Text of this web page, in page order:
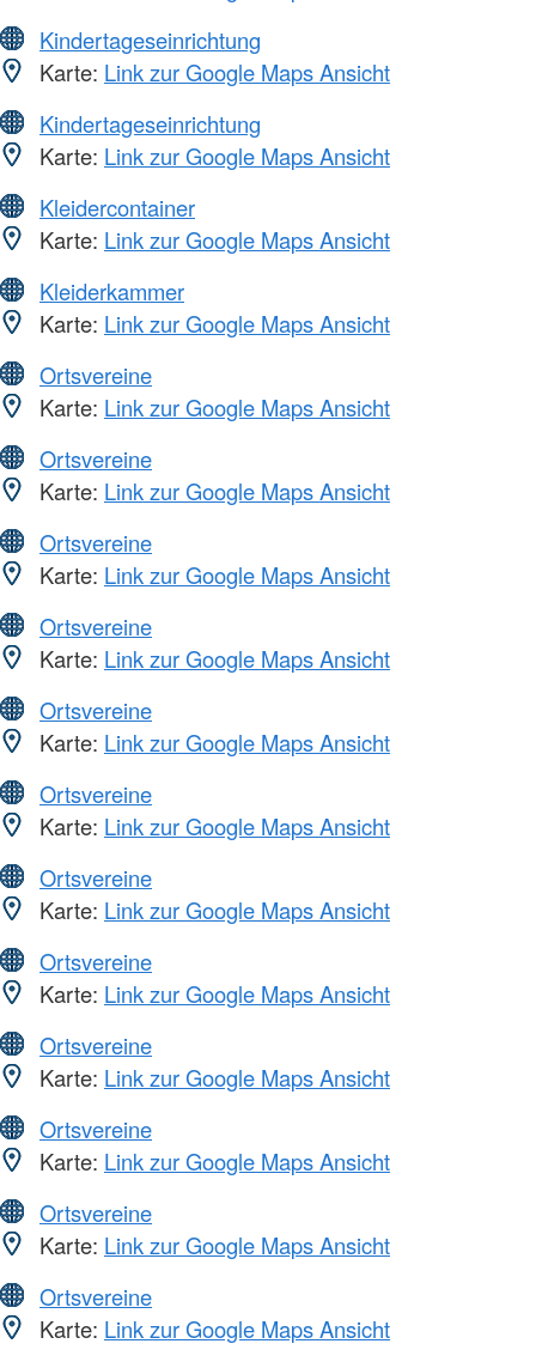
Kindertageseinrichtung
Karte: Link zur Google Maps Ansicht
Kindertageseinrichtung
Karte: Link zur Google Maps Ansicht
Kleidercontainer
Karte: Link zur Google Maps Ansicht
Kleiderkammer
Karte: Link zur Google Maps Ansicht
Ortsvereine
Karte: Link zur Google Maps Ansicht
Ortsvereine
Karte: Link zur Google Maps Ansicht
Ortsvereine
Karte: Link zur Google Maps Ansicht
Ortsvereine
Karte: Link zur Google Maps Ansicht
Ortsvereine
Karte: Link zur Google Maps Ansicht
Ortsvereine
Karte: Link zur Google Maps Ansicht
Ortsvereine
Karte: Link zur Google Maps Ansicht
Ortsvereine
Karte: Link zur Google Maps Ansicht
Ortsvereine
Karte: Link zur Google Maps Ansicht
Ortsvereine
Karte: Link zur Google Maps Ansicht
Ortsvereine
Karte: Link zur Google Maps Ansicht
Ortsvereine
Karte: Link zur Google Maps Ansicht